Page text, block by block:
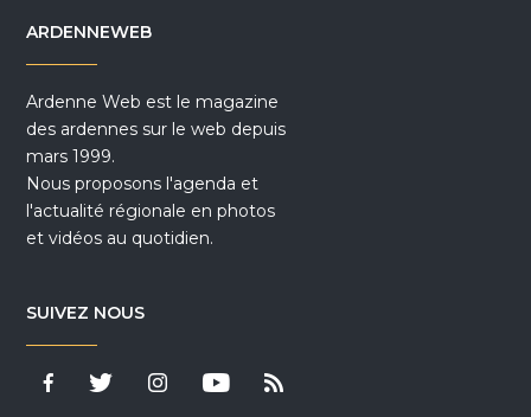
ARDENNEWEB
Ardenne Web est le magazine
des ardennes sur le web depuis
mars 1999.
Nous proposons l'agenda et
l'actualité régionale en photos
et vidéos au quotidien.
SUIVEZ NOUS